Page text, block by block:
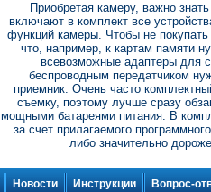
Приобретая камеру, важно
включают в комплект все
функций камеры. Чтобы не
что, например, к картам памяти
всевозможные адаптеры для
беспроводным передатчиком
приемник. Очень часто
съемку, поэтому лучше сразу
мощными батареями питания. В
за счет прилагаемого
либо значительно
Новости Инструкции Вопрос-